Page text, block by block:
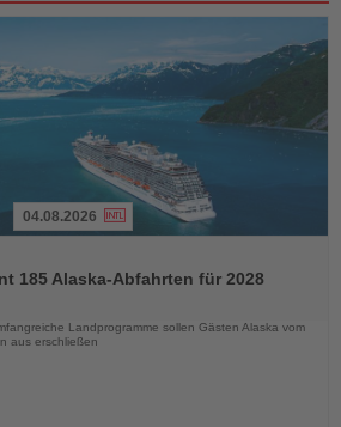
04.08.2026
185 Alaska-Abfahrten für 2028
Landprogramme sollen Gästen Alaska vom
aus erschließen